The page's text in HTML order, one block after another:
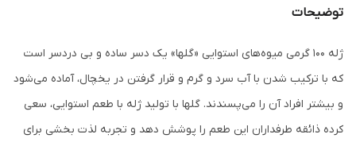
سایر توضیحات
وزن 100 گرم
توضیحات
ژله 100 گرمی میوه‌های استوایی «گلها» یک دسر ساده و بی دردسر است
که با ترکیب شدن با آب سرد و گرم و قرار گرفتن در یخچال، آماده می‌شود
و بیشتر افراد آن را می‌پسندند. گلها با تولید ژله با طعم استوایی، سعی
کرده ذائقه طرفداران این طعم را پوشش دهد و تجربه لذت بخشی برای